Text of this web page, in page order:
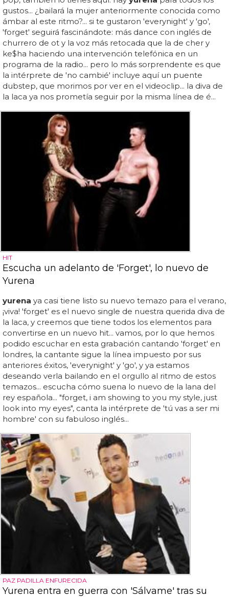
gustos... ¿bailará la mujer anteriormente conocida como
ámbar al este ritmo?... si te gustaron 'everynight' y 'go',
'forget' seguirá fascinándote: más dance con inglés de
churrero de ot y la voz más retocada que la de cher y
ke$ha haciendo una intervención telefónica en un
programa de la radio... pero lo más sorprendente es que
la intérprete de 'no cambié' incluye aquí un puente
dubstep, que morimos por ver en el videoclip... la diva de
la laca ya nos prometía seguir por la misma línea de é...
HIT
Escucha un adelanto de 'Forget', lo nuevo de
Yurena
yurena ya casi tiene listo su nuevo temazo para el verano,
¡viva! 'forget' es el nuevo single de nuestra querida diva de
la laca, y creemos que tiene todos los elementos para
convertirse en un nuevo hit... vamos, por lo que hemos
podido escuchar en esta grabación cantando 'forget' en
londres, la cantante sigue la línea impuesto por sus
anteriores éxitos, 'everynight' y 'go', y ya estamos
deseando verla bailando en el orgullo al ritmo de estos
temazos... escucha cómo suena lo nuevo de la lana del
rey española... "forget, i am showing to you my style, just
look into my eyes", canta la intérprete de 'tú vas a ser mi
hombre' con su fabuloso inglés...
PAZ PADILLA ENFURECIDA
Yurena entra en guerra con 'Sálvame' tras su